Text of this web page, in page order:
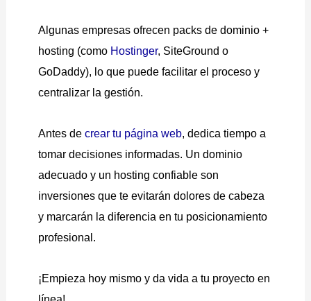
Algunas empresas ofrecen packs de dominio +
hosting (como Hostinger, SiteGround o
GoDaddy), lo que puede facilitar el proceso y
centralizar la gestión.
Antes decrear tu página web, dedica tiempo a
tomar decisiones informadas. Un dominio
adecuado y un hosting confiable son
inversiones que te evitarán dolores de cabeza
y marcarán la diferencia en tu posicionamiento
profesional.
¡Empieza hoy mismo y da vida a tu proyecto en